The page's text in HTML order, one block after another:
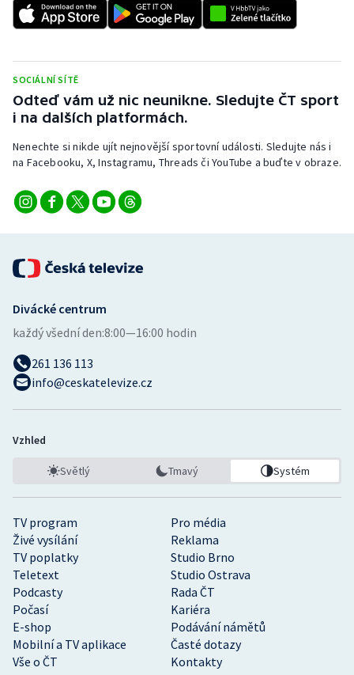
SOCIÁLNÍ SÍTĚ
Odteď vám už nic neunikne. Sledujte ČT sport
i na dalších platformách.
Nenechte si nikde ujít nejnovější sportovní události. Sledujte nás i
na Facebooku, X, Instagramu, Threads či YouTube a buďte v obraze.
TV program
Pro média
Živé vysílání
Reklama
TV poplatky
Studio Brno
Teletext
Studio Ostrava
Podcasty
Rada ČT
Počasí
Kariéra
E-shop
Podávání námětů
Mobilní a TV aplikace
Časté dotazy
Vše o ČT
Kontakty
Divácké centrum
každý všední den:8:00—16:00 hodin
261 136 113
info@ceskatelevize.cz
Vzhled
Světlý Tmavý Systém